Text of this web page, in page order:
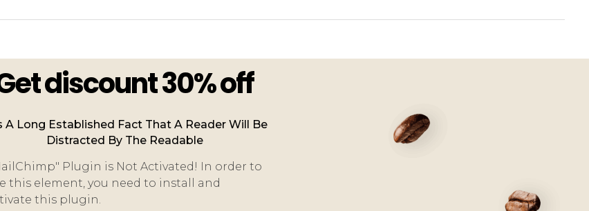
discount 30% off
A Long Established Fact That A Reader Will Be
Distracted By The Readable
Plugin is Not Activated! In order to
this element, you need to install and
this plugin.